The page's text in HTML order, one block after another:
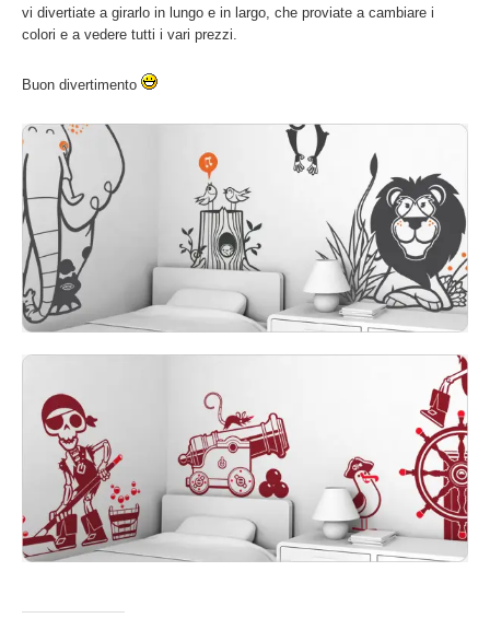
vi divertiate a girarlo in lungo e in largo, che proviate a cambiare i
colori e a vedere tutti i vari prezzi.
Buon divertimento